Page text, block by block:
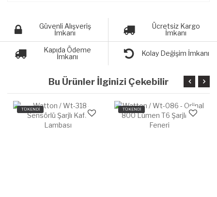
Güvenli Alışveriş
İmkanı
Ücretsiz Kargo
İmkanı
Kapıda Ödeme
İmkanı
Kolay Değişim İmkanı
Bu Ürünler İlginizi Çekebilir
TÜKENDİ TÜKENDİ